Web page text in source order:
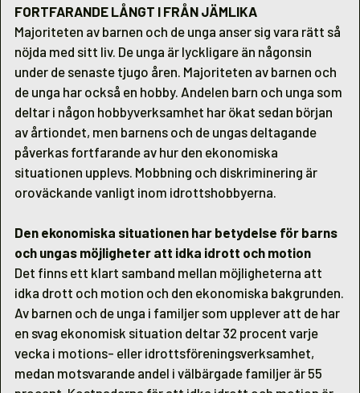
FORTFARANDE LÅNGT I FRÅN JÄMLIKA
Majoriteten av barnen och de unga anser sig vara rätt så
nöjda med sitt liv. De unga är lyckligare än någonsin
under de senaste tjugo åren. Majoriteten av barnen och
de unga har också en hobby. Andelen barn och unga som
deltar i någon hobbyverksamhet har ökat sedan början
av årtiondet, men barnens och de ungas deltagande
påverkas fortfarande av hur den ekonomiska
situationen upplevs. Mobbning och diskriminering är
oroväckande vanligt inom idrottshobbyerna.
Den ekonomiska situationen har betydelse för barns
och ungas möjligheter att idka idrott och motion
Det finns ett klart samband mellan möjligheterna att
idka drott och motion och den ekonomiska bakgrunden.
Av barnen och de unga i familjer som upplever att de har
en svag ekonomisk situation deltar 32 procent varje
vecka i motions- eller idrottsföreningsverksamhet,
medan motsvarande andel i välbärgade familjer är 55